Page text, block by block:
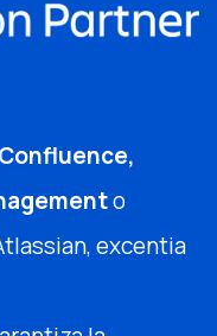
o
excentia